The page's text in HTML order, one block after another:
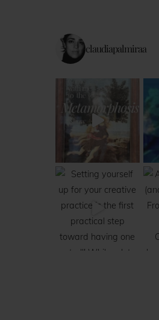
claudiapalmiraa